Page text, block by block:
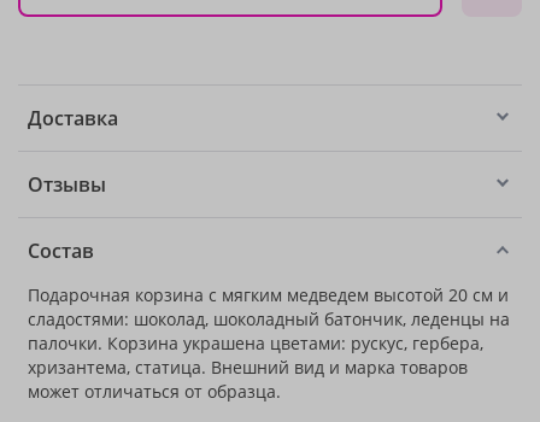
Доставка
Отзывы
Состав
Подарочная корзина с мягким медведем высотой 20 см и
сладостями: шоколад, шоколадный батончик, леденцы на
палочки. Корзина украшена цветами: рускус, гербера,
хризантема, статица. Внешний вид и марка товаров
может отличаться от образца.